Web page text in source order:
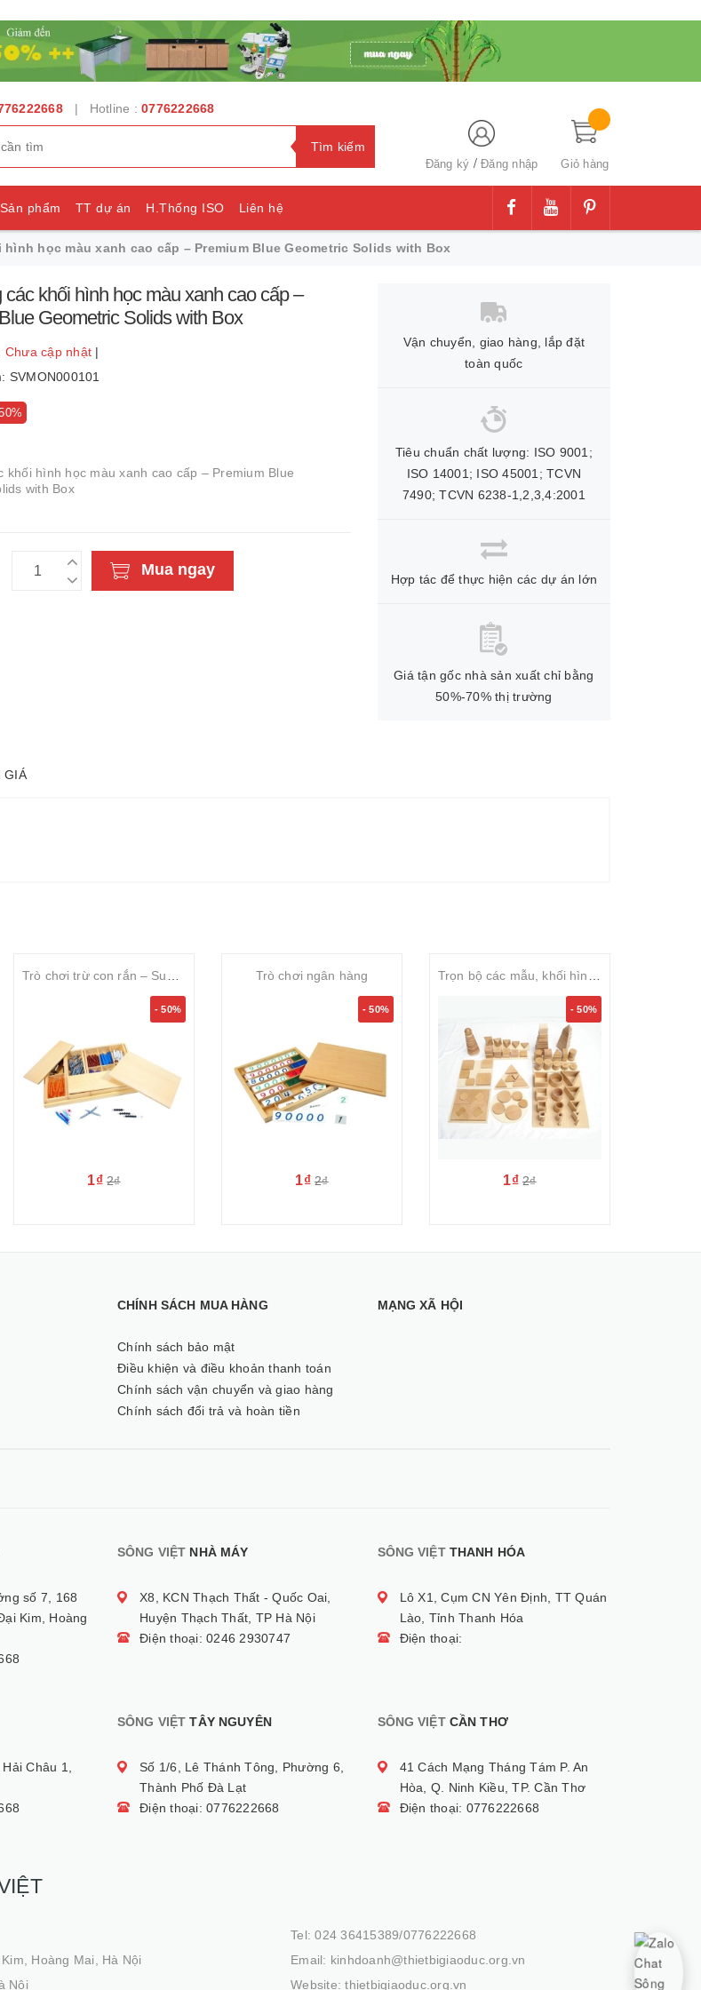
| Hotline : 0776222668
Tìm kiếm
Đăng ký /Đăng nhập Giỏ hàng
Sản phẩm TT dự án H.Thống ISO Liên hệ
học màu xanh cao cấp – Premium Blue Geometric Solids with Box
khối hình học màu xanh cao cấp –
Geometric Solids with Box
Chưa cập nhật |
SVMON000101
khối hình học màu xanh cao cấp – Premium Blue
with Box
Mua ngay
Vận chuyển, giao hàng, lắp đặt
toàn quốc
Tiêu chuẩn chất lượng: ISO 9001;
ISO 14001; ISO 45001; TCVN
7490; TCVN 6238-1,2,3,4:2001
Hợp tác để thực hiện các dự án lớn
Giá tận gốc nhà sản xuất chỉ bằng
50%-70% thị trường
GIÁ
Trò chơi trừ con rắn – Subtraction Snake Game
- 50%
1₫ 2₫
Trò chơi ngân hàng
- 50%
1₫ 2₫
Trọn bộ các mẫu, khối hình học – Geometric Shape Play Set
- 50%
1₫ 2₫
CHÍNH SÁCH MUA HÀNG
Chính sách bảo mật
Điều khiện và điều khoản thanh toán
Chính sách vận chuyển và giao hàng
Chính sách đổi trả và hoàn tiền
MẠNG XÃ HỘI
số 7, 168
Kim, Hoàng
SÔNG VIỆT NHÀ MÁY
X8, KCN Thạch Thất - Quốc Oai,
Huyện Thạch Thất, TP Hà Nội
Điện thoại: 0246 2930747
SÔNG VIỆTTHANH HÓA
Lô X1, Cụm CN Yên Định, TT Quán
Lào, Tỉnh Thanh Hóa
Điện thoại:
Châu 1,
SÔNG VIỆT TÂY NGUYÊN
Số 1/6, Lê Thánh Tông, Phường 6,
Thành Phố Đà Lạt
Điện thoại: 0776222668
SÔNG VIỆTCẦN THƠ
41 Cách Mạng Tháng Tám P. An
Hòa, Q. Ninh Kiều, TP. Cần Thơ
Điện thoại: 0776222668
Hoàng Mai, Hà Nội
Nội
Tel: 024 36415389/0776222668
Email: kinhdoanh@thietbigiaoduc.org.vn
Website: thietbigiaoduc.org.vn